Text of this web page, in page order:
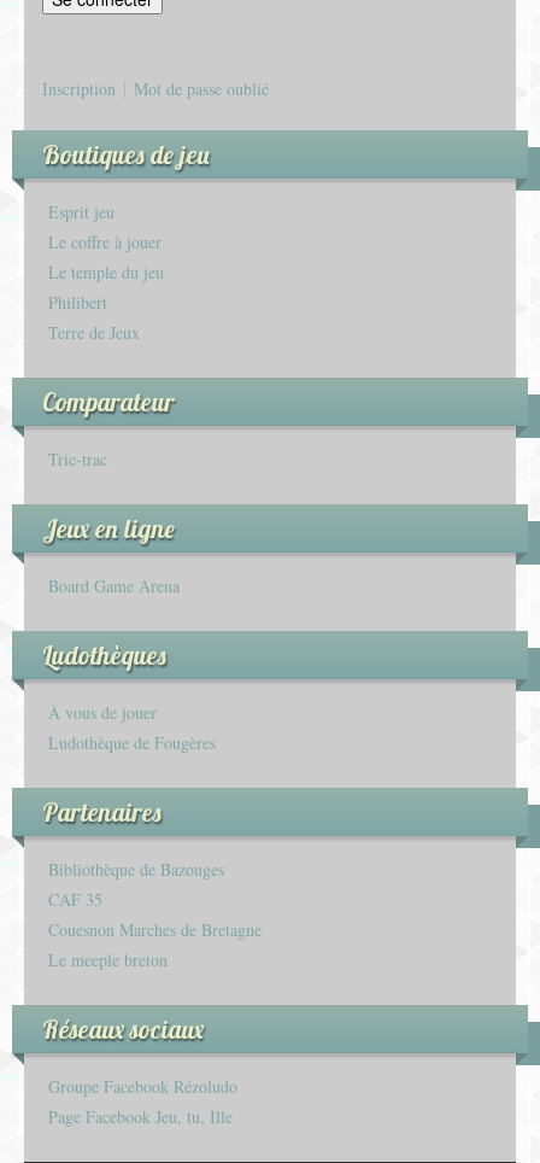
Inscription Mot de passe oublié
Boutiques de jeu
Esprit jeu
Le coffre à jouer
Le temple du jeu
Philibert
Terre de Jeux
Comparateur
Tric-trac
Jeux en ligne
Board Game Arena
Ludothèques
À vous de jouer
Ludothèque de Fougères
Partenaires
Bibliothèque de Bazouges
CAF 35
Couesnon Marches de Bretagne
Le meeple breton
Réseaux sociaux
Groupe Facebook Rézoludo
Page Facebook Jeu, tu, Ille